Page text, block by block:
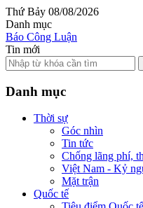
Thứ Bảy 08/08/2026
Danh mục
Báo Công Luận
Tin mới
Danh mục
Thời sự
Góc nhìn
Tin tức
Chống lãng phí,
Việt Nam - Kỷ
Mặt trận
Quốc tế